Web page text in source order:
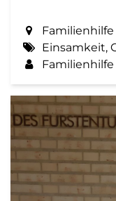
Familienhilfe
Einsamkeit,